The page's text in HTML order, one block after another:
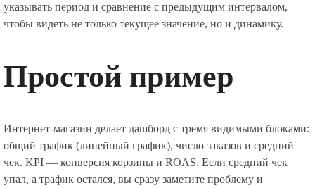
указывать период и сравнение с предыдущим интервалом,
чтобы видеть не только текущее значение, но и динамику.
Простой пример
Интернет-магазин делает дашборд с тремя видимыми блоками:
общий трафик (линейный график), число заказов и средний
чек. KPI — конверсия корзины и ROAS. Если средний чек
упал, а трафик остался, вы сразу заметите проблему и